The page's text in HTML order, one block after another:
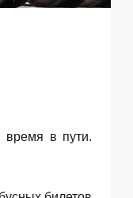
время в пути.